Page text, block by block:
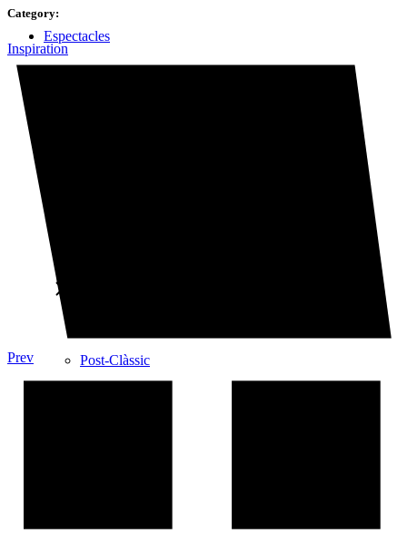
Espectacles
Post-Clàssic
Category:
Inspiration
Prev